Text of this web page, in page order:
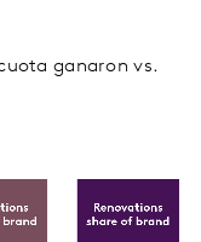
ganaron vs.